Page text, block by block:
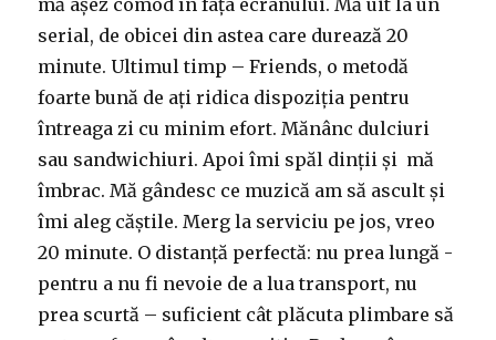
mă așez comod în fața ecranului. Mă uit la un
serial, de obicei din astea care durează 20
minute. Ultimul timp – Friends, o metodă
foarte bună de ați ridica dispoziția pentru
întreaga zi cu minim efort. Mănânc dulciuri
sau sandwichiuri. Apoi îmi spăl dinții și mă
îmbrac. Mă gândesc ce muzică am să ascult și
îmi aleg căștile. Merg la serviciu pe jos, vreo
20 minute. O distanță perfectă: nu prea lungă -
pentru a nu fi nevoie de a lua transport, nu
prea scurtă – suficient cât plăcuta plimbare să